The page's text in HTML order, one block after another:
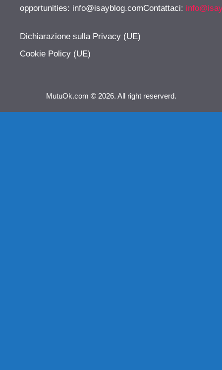
opportunities: info@isayblog.comContattaci:
Dichiarazione sulla Privacy (UE)
Cookie Policy (UE)
MutuOk.com © 2026. All right reserverd.